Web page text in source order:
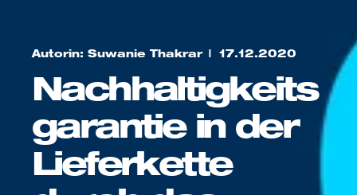
Autorin: Suwanie Thakrar 17.12.2020
Nachhaltigkeits
garantie in der
Lieferkette